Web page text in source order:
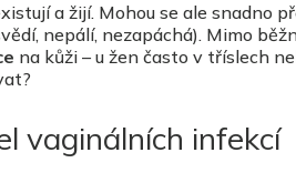
a žijí. Mohou se ale snadno
nepálí, nezapáchá). Mimo
na kůži – u žen často v tříslech
vaginálních infekcí